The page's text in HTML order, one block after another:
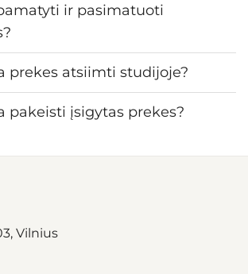
ir pasimatuoti
prekes atsiimti studijoje?
pakeisti įsigytas prekes?
Vilnius